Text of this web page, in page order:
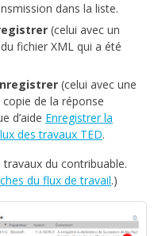
dans la liste.
(celui avec un
fichier XML qui a été
(celui avec une
de la réponse
d’aide Enregistrer la
des travaux TED.
du contribuable.
du flux de travail.)